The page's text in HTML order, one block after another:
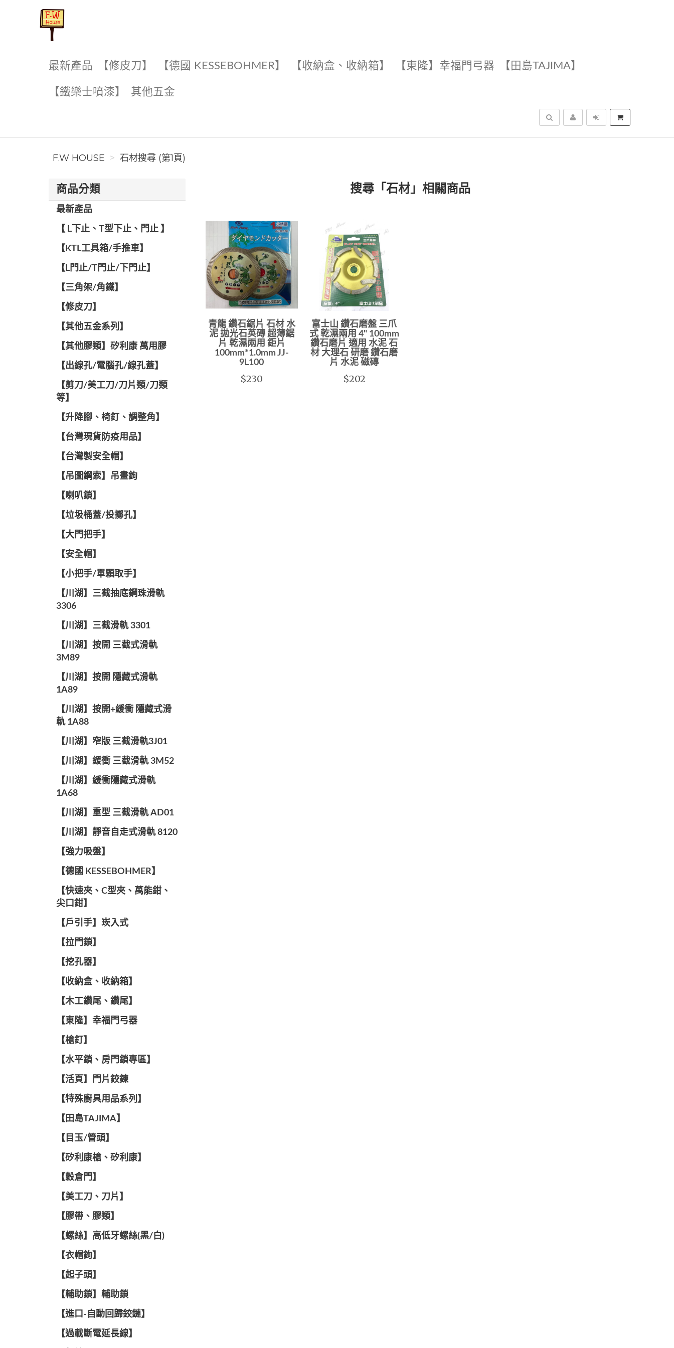
最新產品 【修皮刀】 【德國 KESSEBOHMER】 【收納盒、收納箱】 【東隆】幸福門弓器 【田島TAJIMA】
【鐵樂士噴漆】 其他五金
搜尋
F.W HOUSE 石材搜尋 (第1頁)
商品分類
最新產品
【 L下止、T型下止、門止 】
【KTL工具箱/手推車】
【L門止/T門止/下門止】
【三角架/角鐵】
【修皮刀】
【其他五金系列】
【其他膠類】矽利康 萬用膠
【出線孔/電腦孔/線孔蓋】
【剪刀/美工刀/刀片類/刀類
等】
【升降腳、椅釘、調整角】
【台灣現貨防疫用品】
【台灣製安全帽】
【吊圖鋼索】吊畫鉤
【喇叭鎖】
【垃圾桶蓋/投擲孔】
【大門把手】
【安全帽】
【小把手/單顆取手】
【川湖】三截抽底鋼珠滑軌
3306
【川湖】三截滑軌 3301
【川湖】按開 三截式滑軌
3M89
【川湖】按開 隱藏式滑軌
1A89
【川湖】按開+緩衝 隱藏式滑
軌 1A88
【川湖】窄版 三截滑軌3J01
【川湖】緩衝 三截滑軌 3M52
【川湖】緩衝隱藏式滑軌
1A68
【川湖】重型 三截滑軌 AD01
【川湖】靜音自走式滑軌 8120
【強力吸盤】
【德國 KESSEBOHMER】
【快速夾、C型夾、萬能鉗、
尖口鉗】
【戶引手】崁入式
【拉門鎖】
【挖孔器】
【收納盒、收納箱】
【木工鑽尾、鑽尾】
【東隆】幸福門弓器
【槍釘】
【水平鎖、房門鎖專區】
【活頁】門片鉸鍊
【特殊廚具用品系列】
【田島TAJIMA】
【目玉/管頭】
【矽利康槍、矽利康】
【穀倉門】
【美工刀、刀片】
【膠帶、膠類】
【螺絲】高低牙螺絲(黑/白)
【衣帽鉤】
【起子頭】
【輔助鎖】輔助鎖
【進口-自動回歸鉸鏈】
【過載斷電延長線】
搜尋「石材」相關商品
青龍 鑽石鋸片 石材 水
泥 拋光石英磚 超薄鋸
片 乾濕兩用 鉅片
100mm*1.0mm JJ-
9L100
$230
富士山 鑽石磨盤 三爪
式 乾濕兩用 4" 100mm
鑽石磨片 適用 水泥 石
材 大理石 研磨 鑽石磨
片 水泥 磁磚
$202